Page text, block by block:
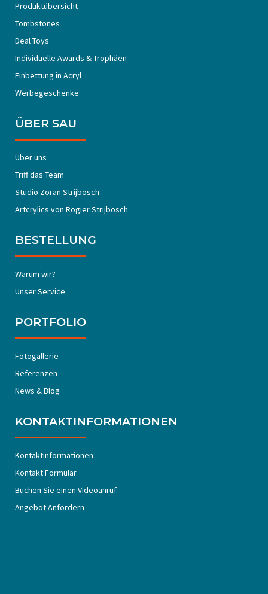
Produktübersicht
Tombstones
Deal Toys
Individuelle Awards & Trophäen
Einbettung in Acryl
Werbegeschenke
ÜBER SAU
Über uns
Triff das Team
Studio Zoran Strijbosch
Artcrylics von Rogier Strijbosch
BESTELLUNG
Warum wir?
Unser Service
PORTFOLIO
Fotogallerie
Referenzen
News & Blog
KONTAKTINFORMATIONEN
Kontaktinformationen
Kontakt Formular
Buchen Sie einen Videoanruf
Angebot Anfordern